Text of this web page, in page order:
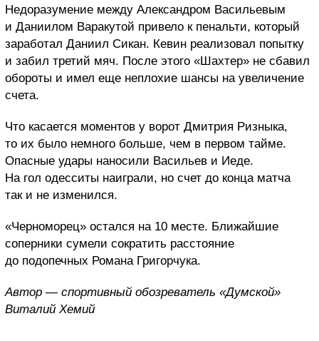
Недоразумение между Александром Васильевым
и Даниилом Варакутой привело к пенальти, который
заработал Даниил Сикан. Кевин реализовал попытку
и забил третий мяч. После этого «Шахтер» не сбавил
обороты и имел еще неплохие шансы на увеличение
счета.
Что касается моментов у ворот Дмитрия Ризныка,
то их было немного больше, чем в первом тайме.
Опасные удары наносили Васильев и Иеде.
На гол одесситы наиграли, но счет до конца матча
так и не изменился.
«Черноморец» остался на 10 месте. Ближайшие
соперники сумели сократить расстояние
до подопечных Романа Григорчука.
Автор — спортивный обозреватель «Думской»
Виталий Хемий